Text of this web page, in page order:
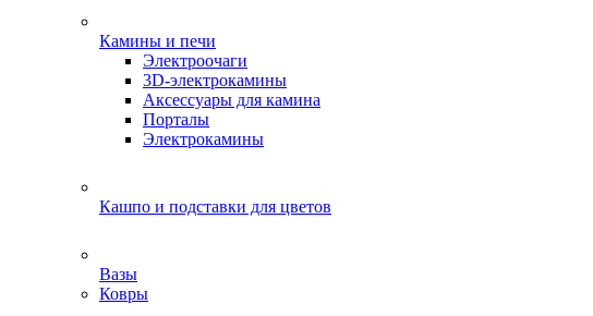
Камины и печи
Электроочаги
3D-электрокамины
Аксессуары для камина
Порталы
Электрокамины
Кашпо и подставки для цветов
Вазы
Ковры